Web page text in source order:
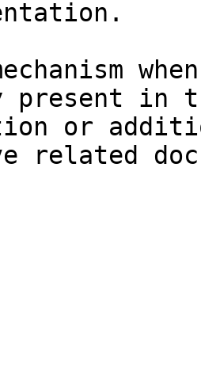
in
or